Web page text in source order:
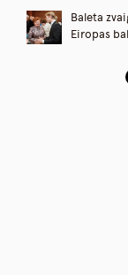
Baleta
Eiropas